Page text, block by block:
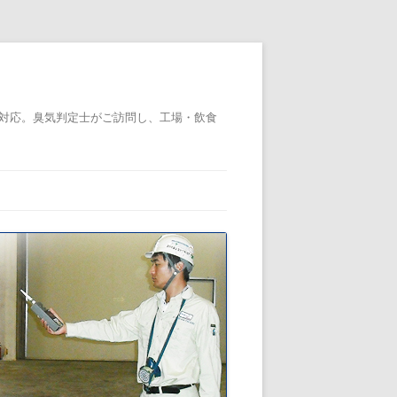
。臭気判定士がご訪問し、工場・飲食